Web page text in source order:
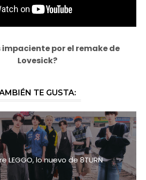
impaciente por el remake de
Lovesick?
TE GUSTA:
LEGGO, lo nuevo de 8TURN